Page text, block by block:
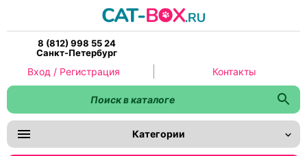
8 (812) 998 55 24
Санкт-Петербург
Категории
Вход / Регистрация Контакты